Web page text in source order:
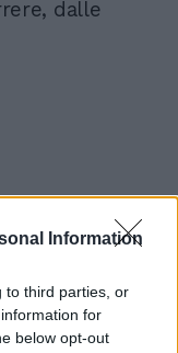
Information
to third parties, or
for
below opt-out
dalle